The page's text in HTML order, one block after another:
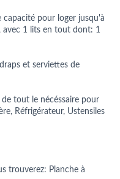
pour loger jusqu'à
avec 1 lits en tout dont: 1
et serviettes de
de tout le nécéssaire pour
Réfrigérateur, Ustensiles
trouverez: Planche à